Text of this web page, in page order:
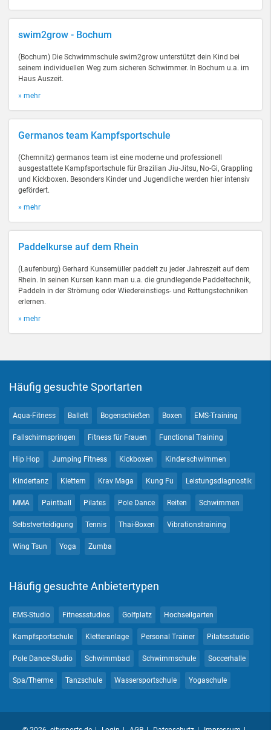
swim2grow - Bochum
(Bochum) Die Schwimmschule swim2grow unterstützt dein Kind bei
seinem individuellen Weg zum sicheren Schwimmer. In Bochum u.a. im
Haus Auszeit.
» mehr
Germanos team Kampfsportschule
(Chemnitz) germanos team ist eine moderne und professionell
ausgestattete Kampfsportschule für Brazilian Jiu-Jitsu, No-Gi, Grappling
und Kickboxen. Besonders Kinder und Jugendliche werden hier intensiv
gefördert.
» mehr
Paddelkurse auf dem Rhein
(Laufenburg) Gerhard Kunsemüller paddelt zu jeder Jahreszeit auf dem
Rhein. In seinen Kursen kann man u.a. die grundlegende Paddeltechnik,
Paddeln in der Strömung oder Wiedereinstiegs- und Rettungstechniken
erlernen.
» mehr
Häufig gesuchte Sportarten
Aqua-Fitness Ballett Bogenschießen Boxen EMS-Training
Fallschirmspringen Fitness für Frauen Functional Training
Hip Hop Jumping Fitness Kickboxen Kinderschwimmen
Kindertanz Klettern Krav Maga Kung Fu Leistungsdiagnostik
MMA Paintball Pilates Pole Dance Reiten Schwimmen
Selbstverteidigung Tennis Thai-Boxen Vibrationstraining
Wing Tsun Yoga Zumba
Häufig gesuchte Anbietertypen
EMS-Studio Fitnessstudios Golfplatz Hochseilgarten
Kampfsportschule Kletteranlage Personal Trainer Pilatesstudio
Pole Dance-Studio Schwimmbad Schwimmschule Soccerhalle
Spa/Therme Tanzschule Wassersportschule Yogaschule